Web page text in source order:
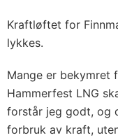
Kraftløftet for
lykkes.
Mange er
Hammerfest LNG
forstår jeg godt, og
forbruk av kraft,